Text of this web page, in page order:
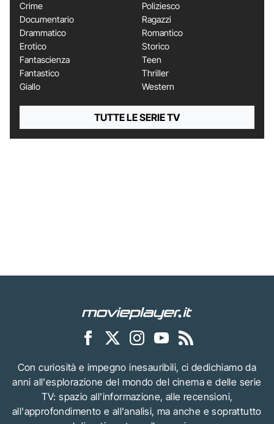
Crime
Documentario
Drammatico
Erotico
Fantascienza
Fantastico
Giallo
Poliziesco
Ragazzi
Romantico
Storico
Teen
Thriller
Western
TUTTE LE SERIE TV
Con curiosità e impegno inesauribili, ci dedichiamo da
anni all'esplorazione del mondo del cinema e delle serie
TV: spazio all'informazione, alle recensioni,
all'approfondimento e all'analisi, ma anche e soprattutto